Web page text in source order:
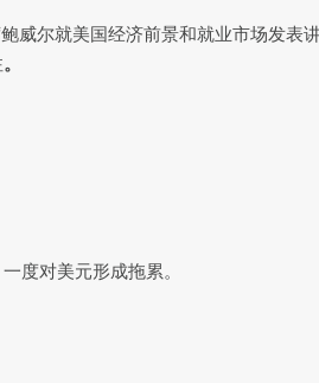
威尔就美国经济前景和就业市场发表
。
度对美元形成拖累。